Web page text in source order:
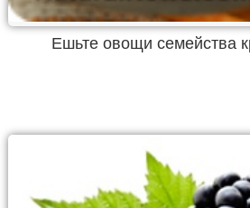
Ешьте овощи семейства